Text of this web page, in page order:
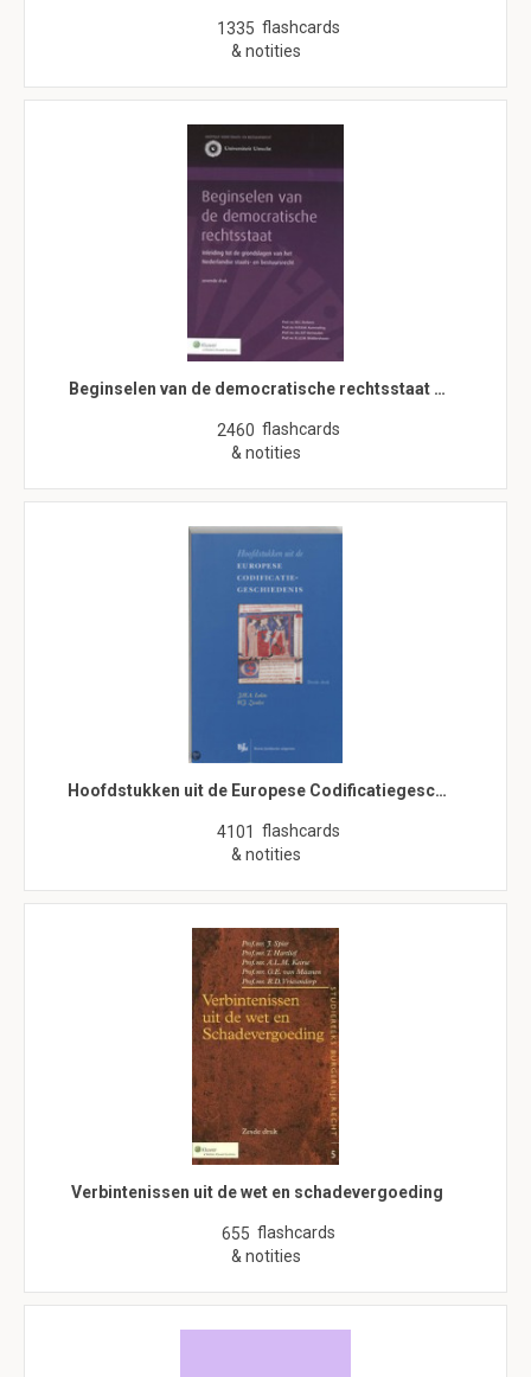
1335 flashcards
& notities
Beginselen van de democratische rechtsstaat …
2460 flashcards
& notities
Hoofdstukken uit de Europese Codificatiegesc…
4101 flashcards
& notities
Verbintenissen uit de wet en schadevergoeding
655 flashcards
& notities